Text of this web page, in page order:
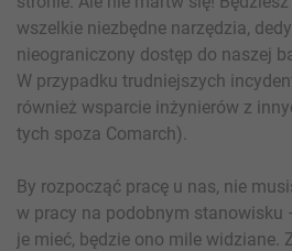
wszelkie niezbędne narzędzia,
nieograniczony dostęp do naszej
W przypadku trudniejszych
również wsparcie inżynierów z
tych spoza Comarch).
By rozpocząć pracę u nas, nie
w pracy na podobnym stanowisku
je mieć, będzie ono mile widziane.